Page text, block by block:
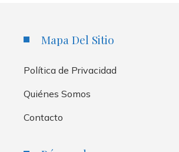
Mapa Del Sitio
Política de Privacidad
Quiénes Somos
Contacto